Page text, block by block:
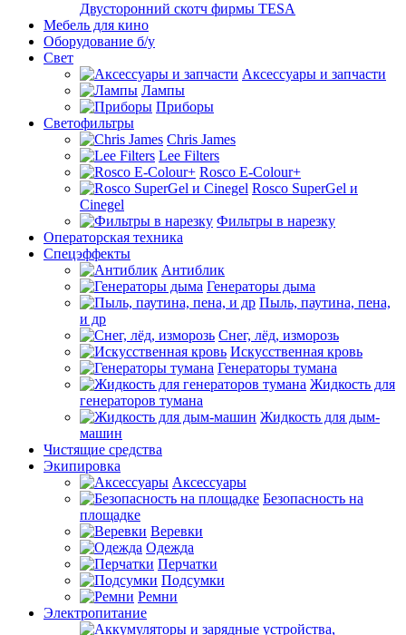
Двусторонний скотч фирмы TESA
Мебель для кино
Оборудование б/у
Свет
Аксессуары и запчасти
Лампы
Приборы
Светофильтры
Chris James
Lee Filters
Rosco E-Colour+
Rosco SuperGel и
Cinegel
Фильтры в нарезку
Операторская техника
Спецэффекты
Антиблик
Генераторы дыма
Пыль, паутина, пена,
и др
Снег, лёд, изморозь
Искусственная кровь
Генераторы тумана
Жидкость для
генераторов тумана
Жидкость для дым-
машин
Чистящие средства
Экипировка
Аксессуары
Безопасность на
площадке
Веревки
Одежда
Перчатки
Подсумки
Ремни
Электропитание